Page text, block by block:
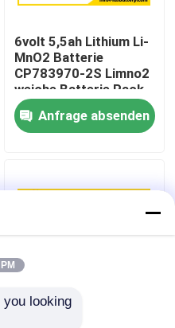
6volt 5,5ah Lithium Li-
MnO2 Batterie
CP783970-2S Limno2
weiche Batterie Pack
OEM-Fabrik
Anfrage absenden
you looking